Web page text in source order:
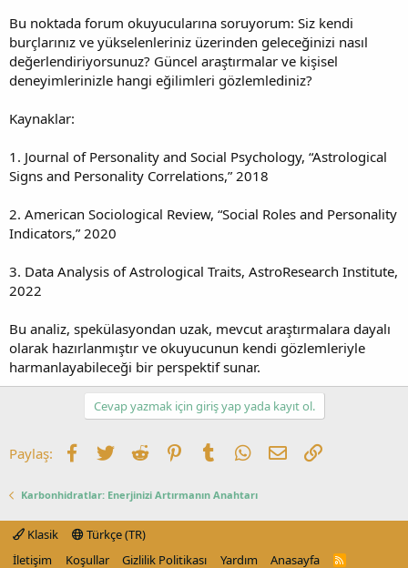
Bu noktada forum okuyucularına soruyorum: Siz kendi
burçlarınız ve yükselenleriniz üzerinden geleceğinizi nasıl
değerlendiriyorsunuz? Güncel araştırmalar ve kişisel
deneyimlerinizle hangi eğilimleri gözlemlediniz?
Kaynaklar:
1. Journal of Personality and Social Psychology, “Astrological
Signs and Personality Correlations,” 2018
2. American Sociological Review, “Social Roles and Personality
Indicators,” 2020
3. Data Analysis of Astrological Traits, AstroResearch Institute,
2022
Bu analiz, spekülasyondan uzak, mevcut araştırmalara dayalı
olarak hazırlanmıştır ve okuyucunun kendi gözlemleriyle
harmanlayabileceği bir perspektif sunar.
Cevap yazmak için giriş yap yada kayıt ol.
Paylaş: Facebook
TwitterReddit PinterestTumblrWhatsApp
E-postaLink
Karbonhidratlar: Enerjinizi Artırmanın Anahtarı
Klasik
Türkçe (TR)
İletişim
Koşullar Gizlilik Politikası Yardım Anasayfa
R